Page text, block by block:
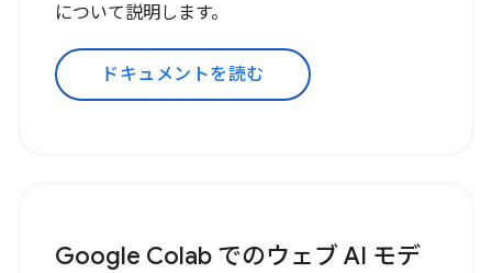
について説明します。
ドキュメントを読む
Google Colab でのウェブ AI モデ